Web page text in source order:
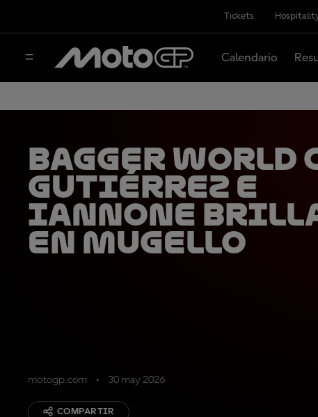
Tickets
Calendario
Bagger World
Gutiérrez e
Iannone
en Mugello
motogp.com 30 may 2026
COMPARTIR